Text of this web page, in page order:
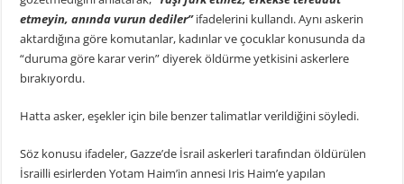
etmeyin, anında vurun dediler”ifadelerini kullandı. Aynı askerin
aktardığına göre komutanlar, kadınlar ve çocuklar konusunda da
“duruma göre karar verin” diyerek öldürme yetkisini askerlere
bırakıyordu.
Hatta asker, eşekler için bile benzer talimatlar verildiğini söyledi.
Söz konusu ifadeler, Gazze’de İsrail askerleri tarafından öldürülen
İsrailli esirlerden Yotam Haim’in annesi Iris Haim’e yapılan